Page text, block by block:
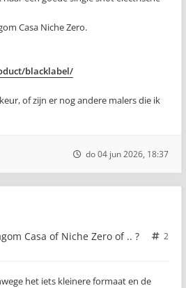
Casa Niche Zero.
blacklabel/
of zijn er nog andere malers die ik
do 04 jun 2026, 18:37
Casa of Niche Zero of .. ?
2
het iets kleinere formaat en de